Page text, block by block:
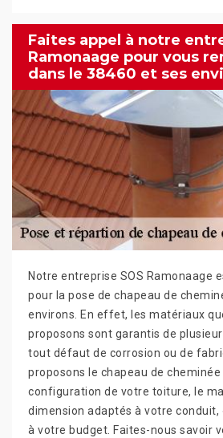
Faites appel à notre
Ramonaage pour vous
dans le 38460 et ses
Notre entreprise SOS Ramonaage
pour la pose de chapeau de
environs. En effet, les matériaux
proposons sont garantis de
tout défaut de corrosion ou de
proposons le chapeau de
configuration de votre toiture, le
dimension adaptés à votre
à votre budget. Faites-nous savoir